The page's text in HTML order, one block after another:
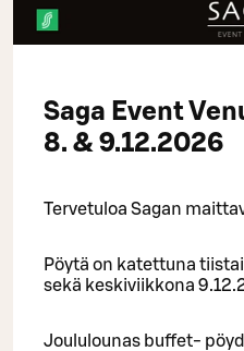
Saga Event
8. & 9.12.2026
Tervetuloa Sagan
Pöytä on katettuna
sekä keskiviikkona
Joululounas buffet-